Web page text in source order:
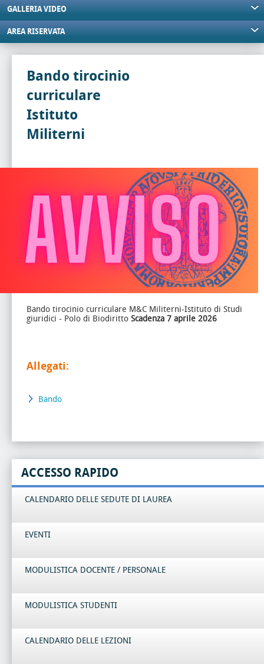
GALLERIA VIDEO
AREA RISERVATA
Bando tirocinio
curriculare
Istituto
Militerni
Bando tirocinio curriculare M&C Militerni-Istituto di Studi
giuridici - Polo di Biodiritto Scadenza 7 aprile 2026
Allegati:
Bando
ACCESSO RAPIDO
CALENDARIO DELLE SEDUTE DI LAUREA
EVENTI
MODULISTICA DOCENTE / PERSONALE
MODULISTICA STUDENTI
CALENDARIO DELLE LEZIONI